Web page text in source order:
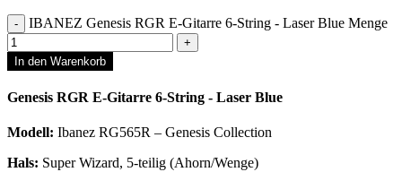
IBANEZ Genesis RGR E-Gitarre 6-String - Laser Blue Menge
In den Warenkorb
Genesis RGR E-Gitarre 6-String - Laser Blue
Modell: Ibanez RG565R – Genesis Collection
Hals: Super Wizard, 5-teilig (Ahorn/Wenge)